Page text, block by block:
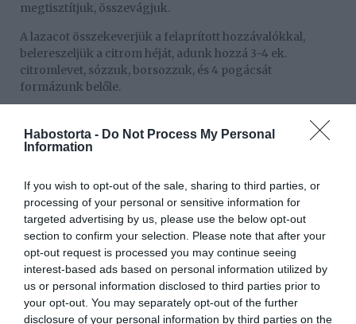
Habostorta - Do Not Process My Personal
Information
If you wish to opt-out of the sale, sharing to third parties, or
processing of your personal or sensitive information for
targeted advertising by us, please use the below opt-out
section to confirm your selection. Please note that after your
opt-out request is processed you may continue seeing
interest-based ads based on personal information utilized by
us or personal information disclosed to third parties prior to
your opt-out. You may separately opt-out of the further
disclosure of your personal information by third parties on the
megtisztítjuk, összevágjuk.
A lazacot összekeverjük a felaprított hozzávalókkal,
belereszeljük a citrom héját, adunk hozzá 3-4 ek.
citromlevet, sózzuk, borsozzuk, és 4 pogácsát
formázunk belőle.
grillserpenyőben kb. 10 perc alatt megsütjük. Félidőben
megfordítjuk. A hamburgerzsömléket kettévágjuk, az
A hamburgerekbe salátalevelet, halpogácsát,
káposztasalátát teszünk, és azonnal fogyasztjuk.
Munka: kb. 45 perc
Fogyasztható: azonnal
Megosztás: Facebook Twitter